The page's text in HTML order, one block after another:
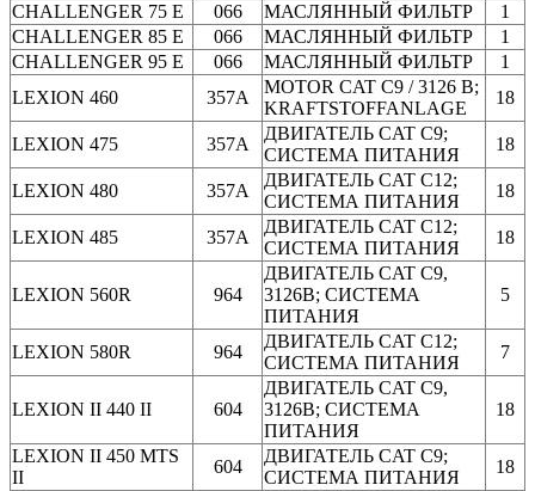
CHALLENGER 75 E
066 МАСЛЯННЫЙ ФИЛЬТР
1
CHALLENGER 85 E
066 МАСЛЯННЫЙ ФИЛЬТР
1
CHALLENGER 95 E
066 МАСЛЯННЫЙ ФИЛЬТР
1
LEXION 460
357A
MOTOR CAT C9 / 3126 B;
KRAFTSTOFFANLAGE
18
LEXION 475 357A
ДВИГАТЕЛЬ CAT C9;
СИСТЕМА ПИТАНИЯ
18
LEXION 480 357A
ДВИГАТЕЛЬ CAT C12;
СИСТЕМА ПИТАНИЯ
18
LEXION 485 357A
ДВИГАТЕЛЬ CAT C12;
СИСТЕМА ПИТАНИЯ
18
LEXION 560R 964
ДВИГАТЕЛЬ CAT C9,
3126B; СИСТЕМА
ПИТАНИЯ
5
LEXION 580R 964
ДВИГАТЕЛЬ CAT C12;
СИСТЕМА ПИТАНИЯ
7
LEXION II 440 II 604
ДВИГАТЕЛЬ CAT C9,
3126B; СИСТЕМА
ПИТАНИЯ
18
LEXION II 450 MTS
II
604
ДВИГАТЕЛЬ CAT C9;
СИСТЕМА ПИТАНИЯ
18